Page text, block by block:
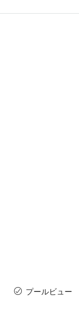
プールビュー